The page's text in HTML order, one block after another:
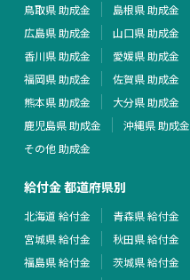
鳥取県 助成金
島根県 助成金
広島県 助成金
山口県 助成金
香川県 助成金
愛媛県 助成金
福岡県 助成金
佐賀県 助成金
熊本県 助成金
大分県 助成金
鹿児島県 助成金
沖縄県 助成金
その他 助成金
給付金 都道府県別
北海道 給付金 青森県 給付金
宮城県 給付金
秋田県 給付金
福島県 給付金
茨城県 給付金